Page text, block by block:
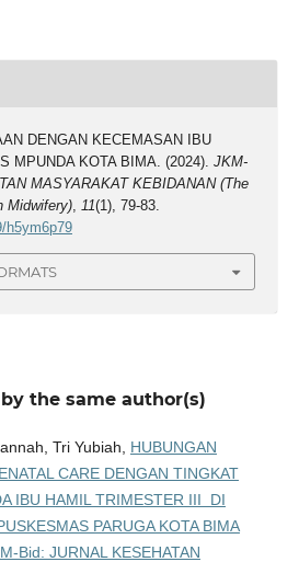
DENGAN KECEMASAN IBU
MPUNDA KOTA BIMA. (2024). JKM-
MASYARAKAT KEBIDANAN (The
Midwifery), 11(1), 79-83.
h5ym6p79
the same author(s)
Tri Yubiah, HUBUNGAN
CARE DENGAN TINGKAT
IBU HAMIL TRIMESTER III DI
PARUGA KOTA BIMA
Bid: JURNAL KESEHATAN